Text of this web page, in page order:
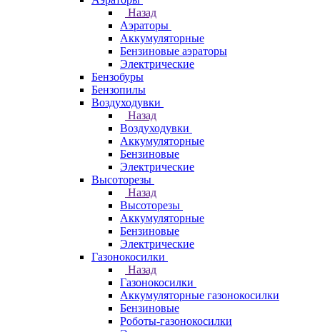
Назад
Аэраторы
Аккумуляторные
Бензиновые аэраторы
Электрические
Бензобуры
Бензопилы
Воздуходувки
Назад
Воздуходувки
Аккумуляторные
Бензиновые
Электрические
Высоторезы
Назад
Высоторезы
Аккумуляторные
Бензиновые
Электрические
Газонокосилки
Назад
Газонокосилки
Аккумуляторные газонокосилки
Бензиновые
Роботы-газонокосилки